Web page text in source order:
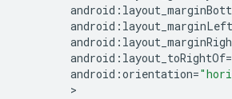
android :
android : layout_marginLeft
android :
android : layout_toRightOf=
android :orientation=
>